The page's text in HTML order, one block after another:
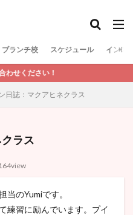
ブランチ校 スケジュール インス
！
日誌：マクアヒネクラス
ラス
164view
当のYumiです。
練習に励んでいます。プイ